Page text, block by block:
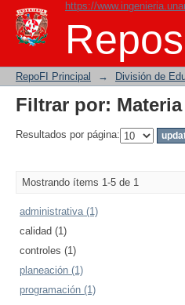
https://
Filtrar por: Materia
RepoFI Principal → División de
Filtrar por: Materia
Resultados por página:
Mostrando ítems 1-5 de 1
administrativa (1)
calidad (1)
controles (1)
planeación (1)
programación (1)